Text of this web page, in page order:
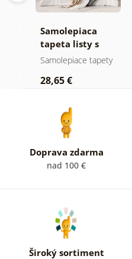
Samolepiaca
tapeta listy s
pastelovým
Samolepiace tapety
28,65 €
Doprava zdarma
nad 100 €
Široký sortiment